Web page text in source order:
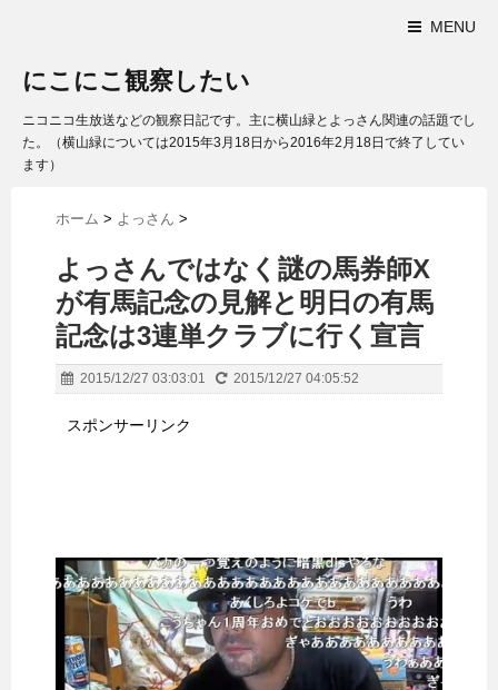
MENU
にこにこ観察したい
ニコニコ生放送などの観察日記です。主に横山緑とよっさん関連の話題でし
た。（横山緑については2015年3月18日から2016年2月18日で終了してい
ます）
ホーム > よっさん >
よっさんではなく謎の馬券師X
が有馬記念の見解と明日の有馬
記念は3連単クラブに行く宣言
2015/12/27 03:03:01 2015/12/27 04:05:52
スポンサーリンク